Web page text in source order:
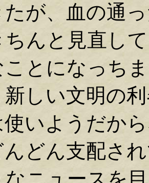
が、血の通
ちんと見直し
ことになっち
新しい文明の
使いようだか
どん支配さ